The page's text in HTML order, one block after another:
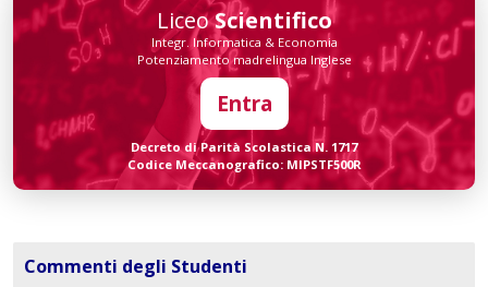
LiceoScientifico
Integr. Informatica & Economia
Potenziamento madrelingua Inglese
Entra
Decreto di Parità Scolastica N. 1717
Codice Meccanografico: MIPSTF500R
Commenti degli Studenti